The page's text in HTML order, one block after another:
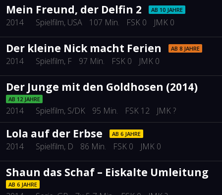
Mein Freund, der Delfin 2 AB 10 JAHRE
2014 Spielfilm, USA 107 Min. FSK 0 JMK 0
Der kleine Nick macht Ferien AB 8 JAHRE
2014 Spielfilm, F 97 Min. FSK 0 JMK 0
Der Junge mit den Goldhosen (2014)
AB 12 JAHRE
2014 Spielfilm, S/DK 95 Min. FSK 12 JMK ?
Lola auf der Erbse AB 6 JAHRE
2014 Spielfilm, D 86 Min. FSK 0 JMK 0
Shaun das Schaf – Eiskalte Umleitung
AB 6 JAHRE